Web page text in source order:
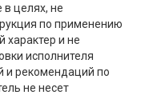
целях, не
по применению
характер и не
исполнителя
и рекомендаций по
не несет